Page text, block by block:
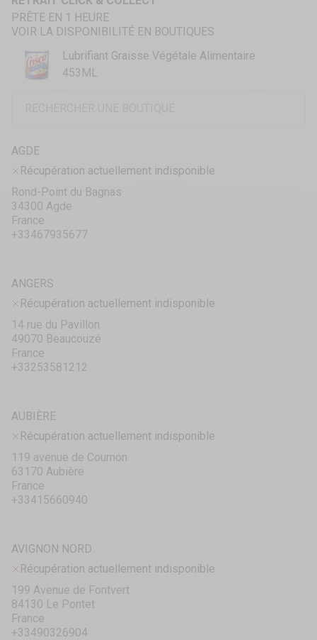
PRÊTE EN 1 HEURE
VOIR LA DISPONIBILITÉ EN BOUTIQUES
Lubrifiant Graisse Végétale Alimentaire
453ML
AGDE
Récupération actuellement indisponible
Rond-Point du Bagnas
34300 Agde
France
+33467935677
ANGERS
Récupération actuellement indisponible
14 rue du Pavillon
49070 Beaucouzé
France
+33253581212
AUBIÈRE
Récupération actuellement indisponible
119 avenue de Cournon
63170 Aubière
France
+33415660940
AVIGNON NORD
Récupération actuellement indisponible
199 Avenue de Fontvert
84130 Le Pontet
France
+33490326904